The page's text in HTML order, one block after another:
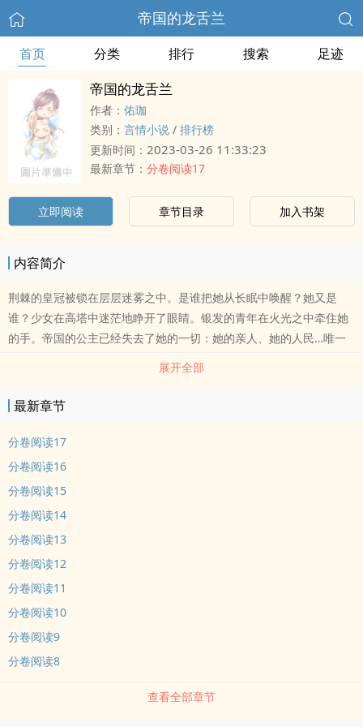
帝国的龙舌兰
首页 分类 排行 搜索 足迹
帝国的龙舌兰
作者： 佑珈
类别： 言情小说 / 排行榜
更新时间： 2023-03-26 11:33:23
最新章节： 分卷阅读17
立即阅读 章节目录 加入书架
内容简介
荆棘的皇冠被锁在层层迷雾之中。是谁把她从长眠中唤醒？她又是
谁？少女在高塔中迷茫地睁开了眼睛。银发的青年在火光之中牵住她
的手。帝国的公主已经失去了她的一切：她的亲人、她的人民…唯一
不离不弃的只有白羽的骑士。最强哨兵又是否能挽回属于她的全部…
龙舌兰悄然绽放在黎明的荒原。它们呀，终其一生，书写“为爱奉上一
切”的花语。 各位书友要是觉得《帝国的龙舌兰》还不错的话请不要
展开全部
最新章节
分卷阅读17
分卷阅读16
分卷阅读15
分卷阅读14
分卷阅读13
分卷阅读12
分卷阅读11
分卷阅读10
分卷阅读9
分卷阅读8
查看全部章节